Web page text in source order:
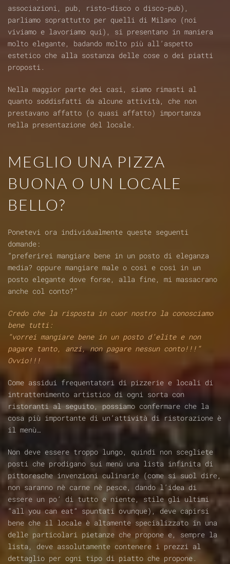
associazioni, pub, risto-disco o disco-pub),
parliamo soprattutto per quelli di Milano (noi
viviamo e lavoriamo qui), si presentano in maniera
molto elegante, badando molto più all’aspetto
estetico che alla sostanza delle cose o dei piatti
proposti.
Nella maggior parte dei casi, siamo rimasti al
quanto soddisfatti da alcune attività, che non
prestavano affatto (o quasi affatto) importanza
nella presentazione del locale.
MEGLIO UNA PIZZA
BUONA O UN LOCALE
BELLO?
Ponetevi ora individualmente queste seguenti
domande:
“preferirei mangiare bene in un posto di eleganza
media? oppure mangiare male o così e così in un
posto elegante dove forse, alla fine, mi massacrano
anche col conto?”
Credo che la risposta in cuor nostro la conosciamo
bene tutti:
“vorrei mangiare bene in un posto d’elite e non
pagare tanto, anzi, non pagare nessun conto!!!”
Ovvio!!!
Come assidui frequentatori di pizzerie e locali di
intrattenimento artistico di ogni sorta con
ristoranti al seguito, possiamo confermare che la
cosa più importante di un’attività di ristorazione è
il menù…
Non deve essere troppo lungo, quindi non scegliete
posti che prodigano sui menù una lista infinita di
pittoresche invenzioni culinarie (come si suol dire,
non saranno nè carne nè pesce, dando l’idea di
essere un po’ di tutto e niente, stile gli ultimi
“all you can eat” spuntati ovunque), deve capirsi
bene che il locale è altamente specializzato in una
delle particolari pietanze che propone e, sempre la
lista, deve assolutamente contenere i prezzi al
dettaglio per ogni tipo di piatto che propone.